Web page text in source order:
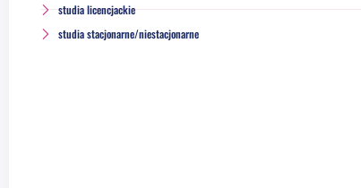
studia licencjackie
studia stacjonarne/niestacjonarne